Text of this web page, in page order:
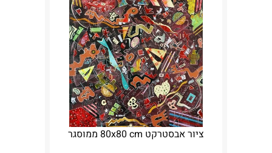
ציור אבסטרקט 80x80 cm ממוסגר